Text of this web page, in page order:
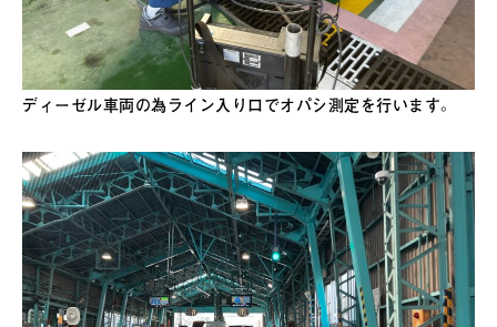
ディーゼル車両の為ライン入り口でオパシ測定を行います。